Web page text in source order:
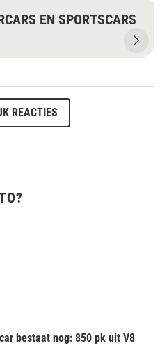
EN SPORTSCARS
REACTIES
bestaat nog: 850 pk uit V8